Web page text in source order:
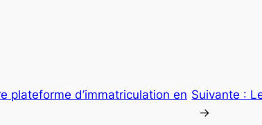
plateforme d’immatriculation en Suivante :
→